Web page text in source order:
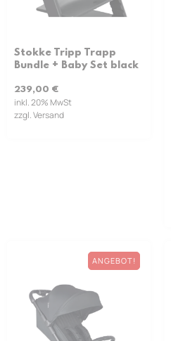
Stokke Tripp Trapp
Bundle + Baby Set black
239,00 €
inkl. 20% MwSt
zzgl. Versand
ANGEBOT!